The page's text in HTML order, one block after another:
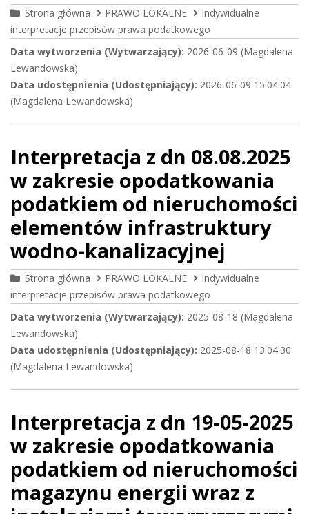
Strona główna PRAWO LOKALNE
Indywidualne
interpretacje przepisów prawa podatkowego
Data wytworzenia (Wytwarzający): 2026-06-09 (Magdalena
Lewandowska)
Data udostępnienia (Udostępniający): 2026-06-09 15:04:04
(Magdalena Lewandowska)
Interpretacja z dn 08.08.2025
w zakresie opodatkowania
podatkiem od nieruchomości
elementów infrastruktury
wodno-kanalizacyjnej
Strona główna PRAWO LOKALNE
Indywidualne
interpretacje przepisów prawa podatkowego
Data wytworzenia (Wytwarzający): 2025-08-18 (Magdalena
Lewandowska)
Data udostępnienia (Udostępniający): 2025-08-18 13:04:30
(Magdalena Lewandowska)
Interpretacja z dn 19-05-2025
w zakresie opodatkowania
podatkiem od nieruchomości
magazynu energii wraz z